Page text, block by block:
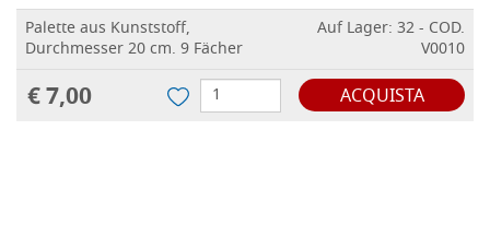
Palette aus Kunststoff,
Durchmesser 20 cm. 9 Fächer
Auf Lager: 32 - COD.
V0010
€ 7,00 ACQUISTA